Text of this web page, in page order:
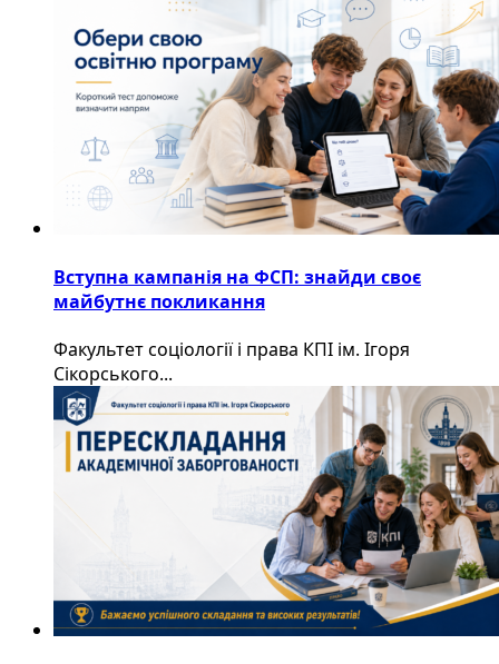
Вступна кампанія на ФСП: знайди своє
майбутнє покликання
Факультет соціології і права КПІ ім. Ігоря
Сікорського...